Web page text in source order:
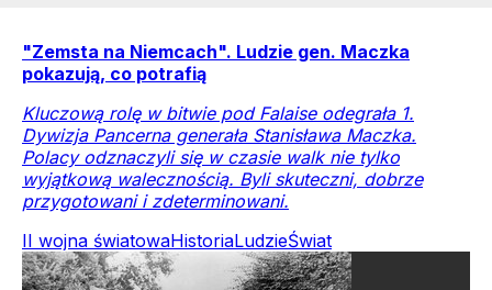
"Zemsta na Niemcach". Ludzie gen. Maczka
pokazują, co potrafią
Kluczową rolę w bitwie pod Falaise odegrała 1.
Dywizja Pancerna generała Stanisława Maczka.
Polacy odznaczyli się w czasie walk nie tylko
wyjątkową walecznością. Byli skuteczni, dobrze
przygotowani i zdeterminowani.
II wojna światowaHistoriaLudzieŚwiat